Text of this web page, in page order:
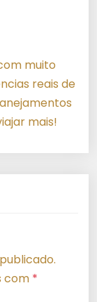
muito
reais de
mais!
com *